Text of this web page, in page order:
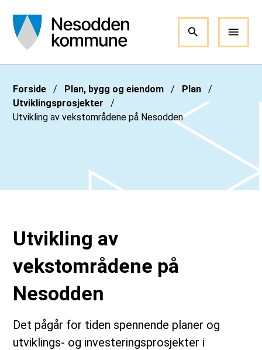
Du er her:
Forside Plan, bygg og eiendom
Plan
Utviklingsprosjekter
Utvikling av vekstområdene på Nesodden
Utvikling av
vekstområdene på
Nesodden
Det pågår for tiden spennende planer og
utviklings- og investeringsprosjekter i